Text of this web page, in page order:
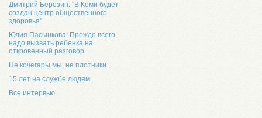
Дмитрий Березин: "В Коми будет
создан центр общественного
здоровья"
Юлия Пасынкова: Прежде всего,
надо вызвать ребенка на
откровенный разговор
Не кочегары мы, не плотники...
15 лет на службе людям
Все интервью